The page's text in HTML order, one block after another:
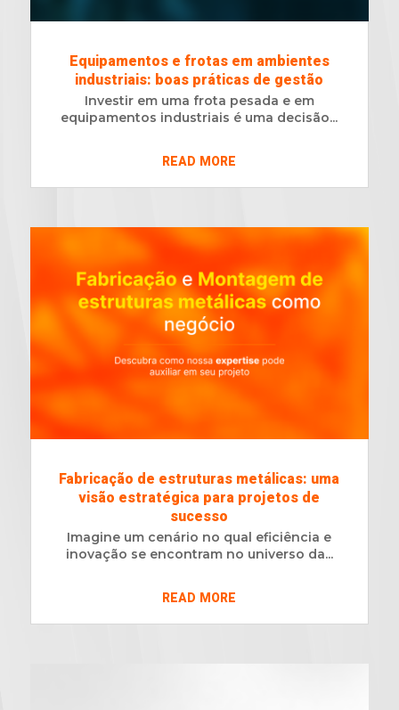
Equipamentos e frotas em ambientes
industriais: boas práticas de gestão
Investir em uma frota pesada e em
equipamentos industriais é uma decisão...
READ MORE
Fabricação de estruturas metálicas: uma
visão estratégica para projetos de
sucesso
Imagine um cenário no qual eficiência e
inovação se encontram no universo da...
READ MORE